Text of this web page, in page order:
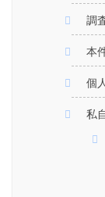
調
本
個
私